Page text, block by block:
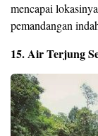
mencapai
pemandangan
15. Air Terjung